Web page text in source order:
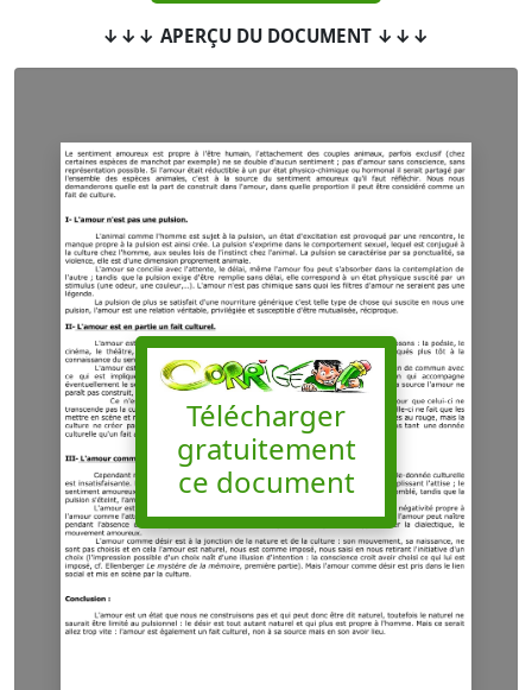
↓↓↓ APERÇU DU DOCUMENT ↓↓↓
Télécharger
gratuitement
ce document